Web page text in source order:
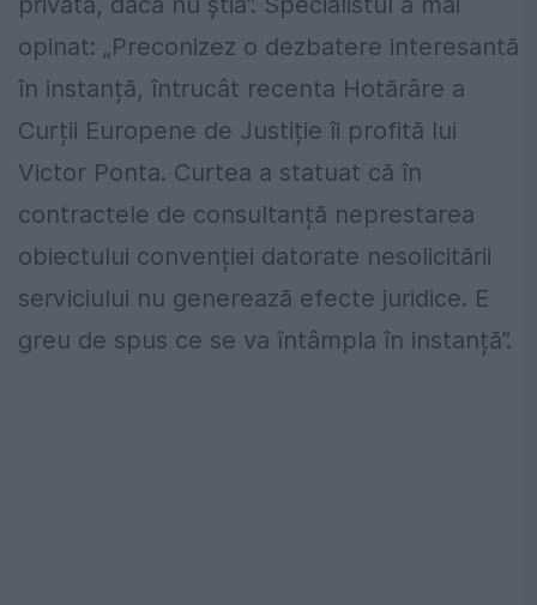
opinat: „Preconizez o dezbatere interesantă
în instanță, întrucât recenta Hotărâre a
Curții Europene de Justiție îi profită lui
Victor Ponta. Curtea a statuat că în
contractele de consultanță neprestarea
obiectului convenției datorate nesolicitării
serviciului nu generează efecte juridice. E
greu de spus ce se va întâmpla în instanță”.